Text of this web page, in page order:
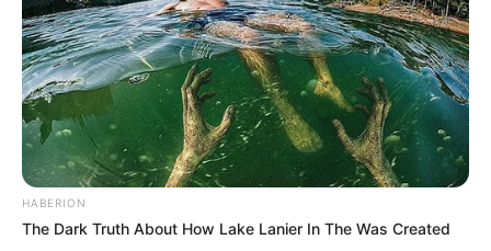
HABERION
The Dark Truth About How Lake Lanier In The Was Created